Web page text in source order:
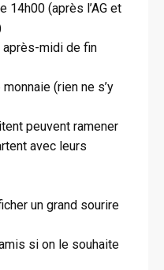
14h00 (après l’AG et
midi de fin
(rien ne s’y
peuvent ramener
avec leurs
un grand sourire
si on le souhaite